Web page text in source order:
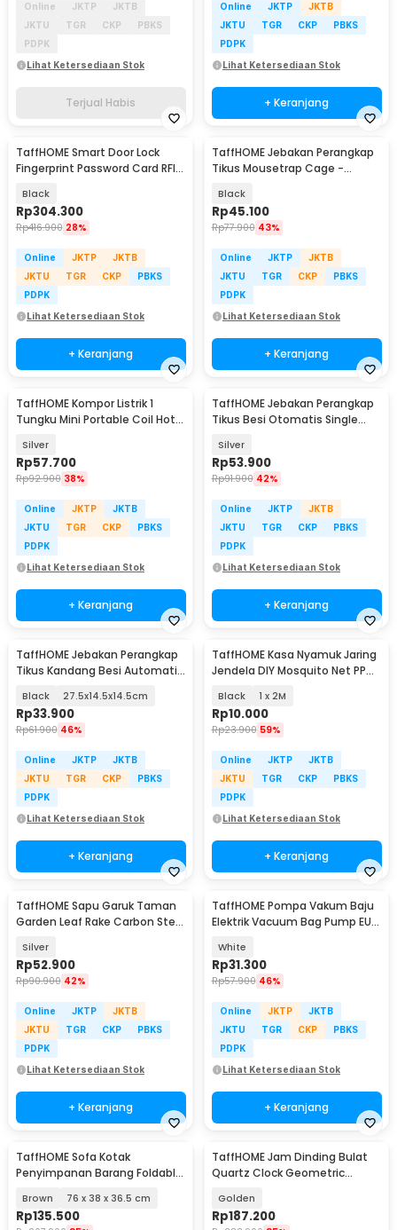
Online JKTP
JKTB
JKTU
TGR CKP
PBKS
PDPK
Lihat Ketersediaan Stok
Terjual Habis
Online JKTP
JKTB
JKTU
TGR CKP
PBKS
PDPK
Lihat Ketersediaan Stok
+ Keranjang
TaffHOME Smart Door Lock
Fingerprint Password Card RFID
Black
Rp304.300
Rp416.900 28%
Online JKTP
JKTB
JKTU
TGR CKP
PBKS
PDPK
Lihat Ketersediaan Stok
+ Keranjang
TaffHOME Jebakan Perangkap
Tikus Mousetrap Cage -
Black
Rp45.100
Rp77.900 43%
Online JKTP
JKTB
JKTU
TGR CKP
PBKS
PDPK
Lihat Ketersediaan Stok
+ Keranjang
TaffHOME Kompor Listrik 1
Tungku Mini Portable Coil Hot
Silver
Rp57.700
Rp92.900 38%
Online JKTP
JKTB
JKTU
TGR CKP
PBKS
PDPK
Lihat Ketersediaan Stok
+ Keranjang
TaffHOME Jebakan Perangkap
Tikus Besi Otomatis Single
Silver
Rp53.900
Rp91.900 42%
Online JKTP
JKTB
JKTU
TGR CKP
PBKS
PDPK
Lihat Ketersediaan Stok
+ Keranjang
TaffHOME Jebakan Perangkap
Tikus Kandang Besi Automatic
Black 27.5x14.5x14.5cm
Rp33.900
Rp61.900 46%
Online JKTP
JKTB
JKTU
TGR CKP
PBKS
PDPK
Lihat Ketersediaan Stok
+ Keranjang
TaffHOME Kasa Nyamuk Jaring
Jendela DIY Mosquito Net PP
Black 1 x 2M
Rp10.000
Rp23.900 59%
Online JKTP
JKTB
JKTU
TGR CKP
PBKS
PDPK
Lihat Ketersediaan Stok
+ Keranjang
TaffHOME Sapu Garuk Taman
Garden Leaf Rake Carbon Steel
Silver
Rp52.900
Rp90.900 42%
Online JKTP
JKTB
JKTU
TGR CKP
PBKS
PDPK
Lihat Ketersediaan Stok
+ Keranjang
TaffHOME Pompa Vakum Baju
Elektrik Vacuum Bag Pump EU
White
Rp31.300
Rp57.900 46%
Online JKTP
JKTB
JKTU
TGR CKP
PBKS
PDPK
Lihat Ketersediaan Stok
+ Keranjang
TaffHOME Sofa Kotak
Penyimpanan Barang Foldable
Brown 76 x 38 x 36.5 cm
Rp135.500
TaffHOME Jam Dinding Bulat
Quartz Clock Geometric
Golden
Rp187.200